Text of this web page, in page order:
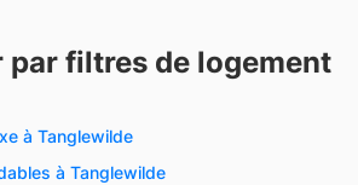
par filtres de logement
à Tanglewilde
à Tanglewilde